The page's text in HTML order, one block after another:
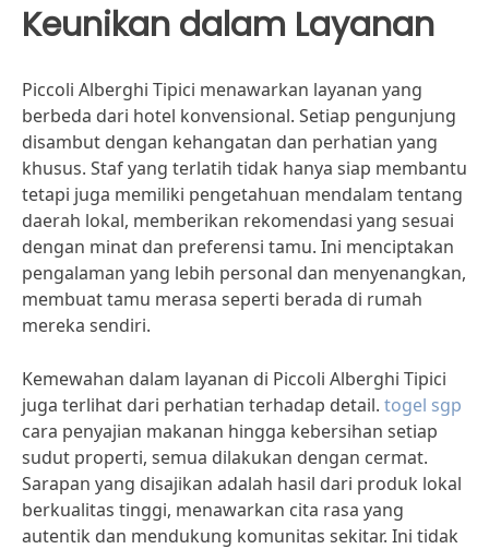
Keunikan dalam Layanan
Piccoli Alberghi Tipici menawarkan layanan yang
berbeda dari hotel konvensional. Setiap pengunjung
disambut dengan kehangatan dan perhatian yang
khusus. Staf yang terlatih tidak hanya siap membantu
tetapi juga memiliki pengetahuan mendalam tentang
daerah lokal, memberikan rekomendasi yang sesuai
dengan minat dan preferensi tamu. Ini menciptakan
pengalaman yang lebih personal dan menyenangkan,
membuat tamu merasa seperti berada di rumah
mereka sendiri.
Kemewahan dalam layanan di Piccoli Alberghi Tipici
juga terlihat dari perhatian terhadap detail. togel sgp
cara penyajian makanan hingga kebersihan setiap
sudut properti, semua dilakukan dengan cermat.
Sarapan yang disajikan adalah hasil dari produk lokal
berkualitas tinggi, menawarkan cita rasa yang
autentik dan mendukung komunitas sekitar. Ini tidak